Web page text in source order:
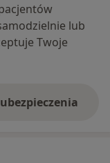
lub
Twoje